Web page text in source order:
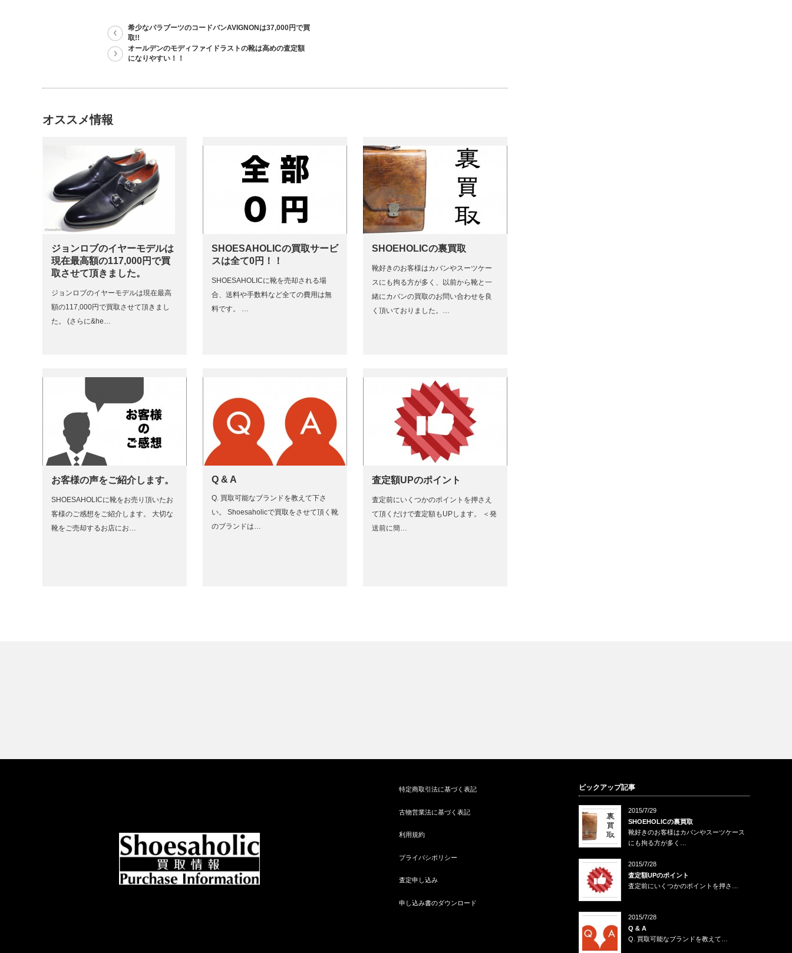
希少なパラブーツのコードバンAVIGNONは37,000円で買
取!!
オールデンのモディファイドラストの靴は高めの査定額
になりやすい！！
オススメ情報
ジョンロブのイヤーモデルは
現在最高額の117,000円で買
取させて頂きました。
ジョンロブのイヤーモデルは現在最高
額の117,000円で買取させて頂きまし
た。 (さらに&he…
SHOESAHOLICの買取サービ
スは全て0円！！
SHOESAHOLICに靴を売却される場
合、送料や手数料など全ての費用は無
料です。 …
SHOEHOLICの裏買取
靴好きのお客様はカバンやスーツケー
スにも拘る方が多く、以前から靴と一
緒にカバンの買取のお問い合わせを良
く頂いておりました。…
お客様の声をご紹介します。
SHOESAHOLICに靴をお売り頂いたお
客様のご感想をご紹介します。 大切な
靴をご売却するお店にお…
Q & A
Q. 買取可能なブランドを教えて下さ
い。 Shoesaholicで買取をさせて頂く靴
のブランドは…
査定額UPのポイント
査定前にいくつかのポイントを押さえ
て頂くだけで査定額もUPします。 ＜発
送前に簡…
特定商取引法に基づく表記
古物営業法に基づく表記
利用規約
プライバシポリシー
査定申し込み
申し込み書のダウンロード
ピックアップ記事
2015/7/29
SHOEHOLICの裏買取
靴好きのお客様はカバンやスーツケース
にも拘る方が多く…
2015/7/28
査定額UPのポイント
査定前にいくつかのポイントを押さ…
2015/7/28
Q & A
Q. 買取可能なブランドを教えて…